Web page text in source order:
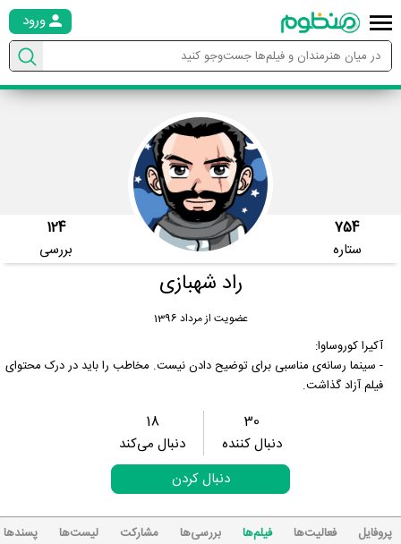
ورود
754
ستاره
124
بررسی
راد شهبازی
عضویت از مرداد 1396
آکیرا کوروساوا:
- سینما رسانه‌ی مناسبی برای توضیح دادن نیست. مخاطب را باید در درک محتوای
فیلم آزاد گذاشت.
30
دنبال کننده
18
دنبال می‌کند
دنبال کردن
پروفایل فعالیت‌ها فیلم‌ها بررسی‌ها مشارکت لیست‌ها پسند‌ها